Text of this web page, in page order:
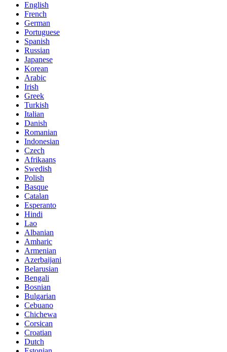
English
French
German
Portuguese
Spanish
Russian
Japanese
Korean
Arabic
Irish
Greek
Turkish
Italian
Danish
Romanian
Indonesian
Czech
Afrikaans
Swedish
Polish
Basque
Catalan
Esperanto
Hindi
Lao
Albanian
Amharic
Armenian
Azerbaijani
Belarusian
Bengali
Bosnian
Bulgarian
Cebuano
Chichewa
Corsican
Croatian
Dutch